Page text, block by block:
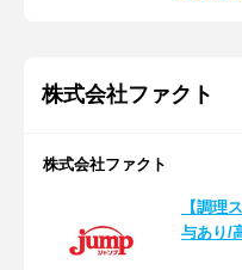
株式会社ファクト
株式会社ファクト
【調理
与あり/